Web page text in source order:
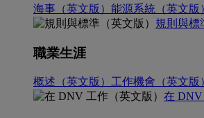
海事（英文版） 能源系統（英文版
規則與標
職業生涯
概述（英文版） 工作機會（英文版
在 DNV